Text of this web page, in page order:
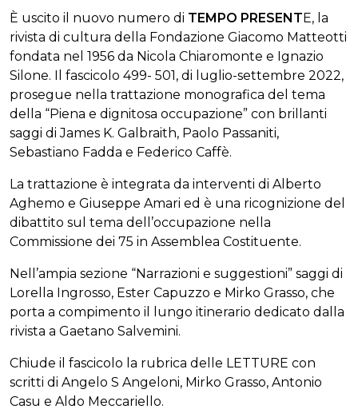
È uscito il nuovo numero di TEMPO PRESENTE, la
rivista di cultura della Fondazione Giacomo Matteotti
fondata nel 1956 da Nicola Chiaromonte e Ignazio
Silone. Il fascicolo 499- 501, di luglio-settembre 2022,
prosegue nella trattazione monografica del tema
della “Piena e dignitosa occupazione” con brillanti
saggi di James K. Galbraith, Paolo Passaniti,
Sebastiano Fadda e Federico Caffè.
La trattazione è integrata da interventi di Alberto
Aghemo e Giuseppe Amari ed è una ricognizione del
dibattito sul tema dell’occupazione nella
Commissione dei 75 in Assemblea Costituente.
Nell’ampia sezione “Narrazioni e suggestioni” saggi di
Lorella Ingrosso, Ester Capuzzo e Mirko Grasso, che
porta a compimento il lungo itinerario dedicato dalla
rivista a Gaetano Salvemini.
Chiude il fascicolo la rubrica delle LETTURE con
scritti di Angelo S Angeloni, Mirko Grasso, Antonio
Casu e Aldo Meccariello.